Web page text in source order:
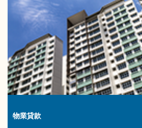
物業貸款